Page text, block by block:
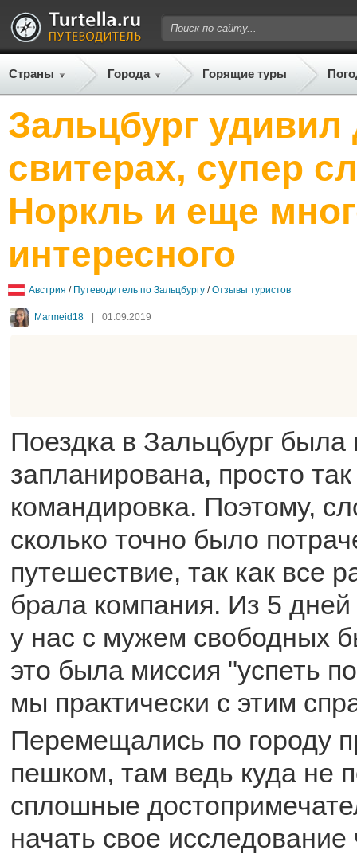
Страны Города Горящие туры
Зальцбург
свитерах, супер
Норкль и еще
интересного
Австрия / Путеводитель по Зальцбургу /Отзывы туристов
Marmeid18 | 01.09.2019
Поездка в Зальцбург была
запланирована, просто
командировка. Поэтому,
сколько точно было
путешествие, так как все
брала компания. Из 5
у нас с мужем свободных
это была миссия "успеть
мы практически с этим
Перемещались по городу
пешком, там ведь куда не
сплошные
начать свое исследование